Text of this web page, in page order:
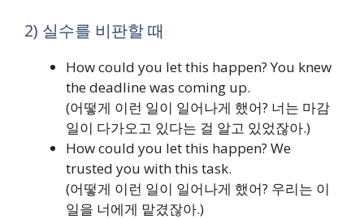
2) 실수를 비판할 때
How could you let this happen? You knew
the deadline was coming up.
(어떻게 이런 일이 일어나게 했어? 너는 마감
일이 다가오고 있다는 걸 알고 있었잖아.)
How could you let this happen? We
trusted you with this task.
(어떻게 이런 일이 일어나게 했어? 우리는 이
일을 너에게 맡겼잖아.)